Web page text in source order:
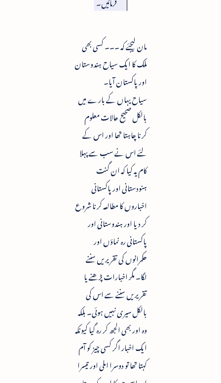
مان لیجئے کہ ۔۔۔ کسی بھی
ملک کا ایک سیاح ہندوستان
اور پاکستان آیا۔
سیاح یہاں کے بارے میں
بالکل صحیح حالات معلوم
کرنا چاہتا تھا اور اس کے
لئے اس نے سب سے پہلا
کام یہ کیا کہ ان گنت
ہنودستانی اور پاکستانی
اخباروں کا مطالعہ کرنا شروع
کر دیا اور ہندوستانی اور
پاکستانی رہ نماؤں اور
حکمرانوں کی تقریریں سننے
لگا۔ مگر اخبارات پڑھنے یا
تقریریں سننے سے اس کی
بالکل سیری نہیں ہوئی۔ بلکہ
وہ اور بھی الجھ کر رہ گیا کیونکہ
ایک اخبار اگر کسی چیز کو آم
کہتا تھا تو دوسرا املی اور تیسرا